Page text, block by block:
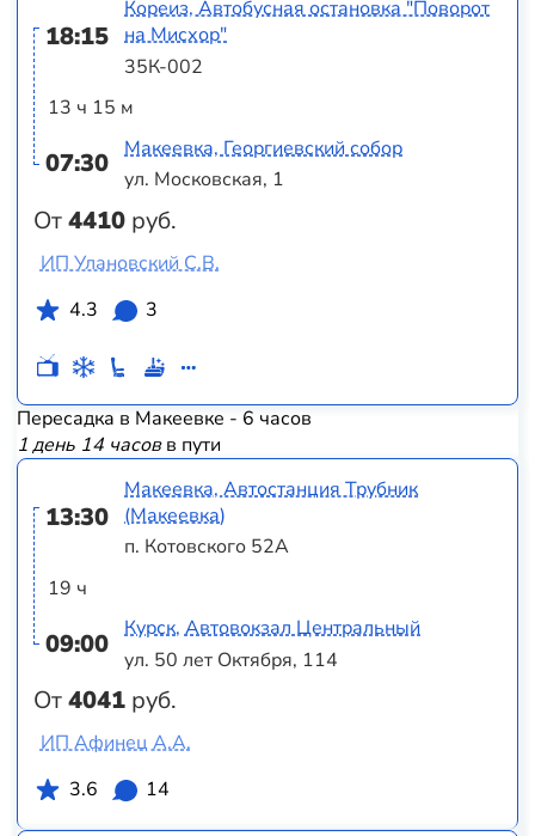
18:15
13 ч 15 м
07:30
От4410 руб.
Кореиз, Автобусная остановка "Поворот
на Мисхор"
35К-002
Макеевка, Георгиевский собор
ул. Московская, 1
ИП Улановский С.В.
4.3
3
Пересадка в Макеевке - 6 часов
1 день 14 часовв пути
13:30
19 ч
09:00
От4041 руб.
Макеевка, Автостанция Трубник
(Макеевка)
п. Котовского 52А
Курск, Автовокзал Центральный
ул. 50 лет Октября, 114
ИП Афинец А.А.
3.6
14